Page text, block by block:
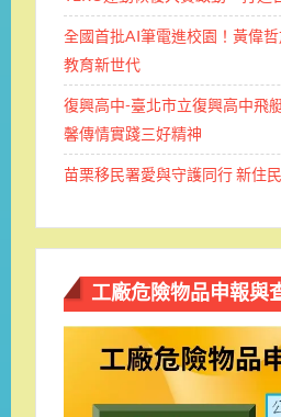
全國首批AI筆電進校園！黃偉
教育新世代
復興高中-臺北市立復興高中
馨傳情實踐三好精神
苗栗移民署愛與守護同行 新住
工廠危險物品申報與